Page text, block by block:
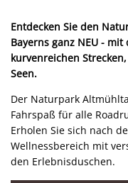
Entdecken Sie den
Bayerns ganz NEU -
kurvenreichen
Seen.
Der Naturpark
Fahrspaß für alle
Erholen Sie sich nach
Wellnessbereich mit
den Erlebnisduschen.